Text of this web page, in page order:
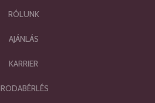
RÓLUNK
AJÁNLÁS
KARRIER